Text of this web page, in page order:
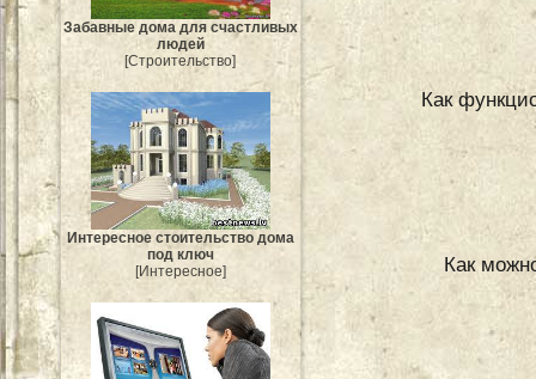
Забавные дома для счастливых
людей
[Строительство]
Интересное стоительство дома
под ключ
[Интересное]
Как
Как